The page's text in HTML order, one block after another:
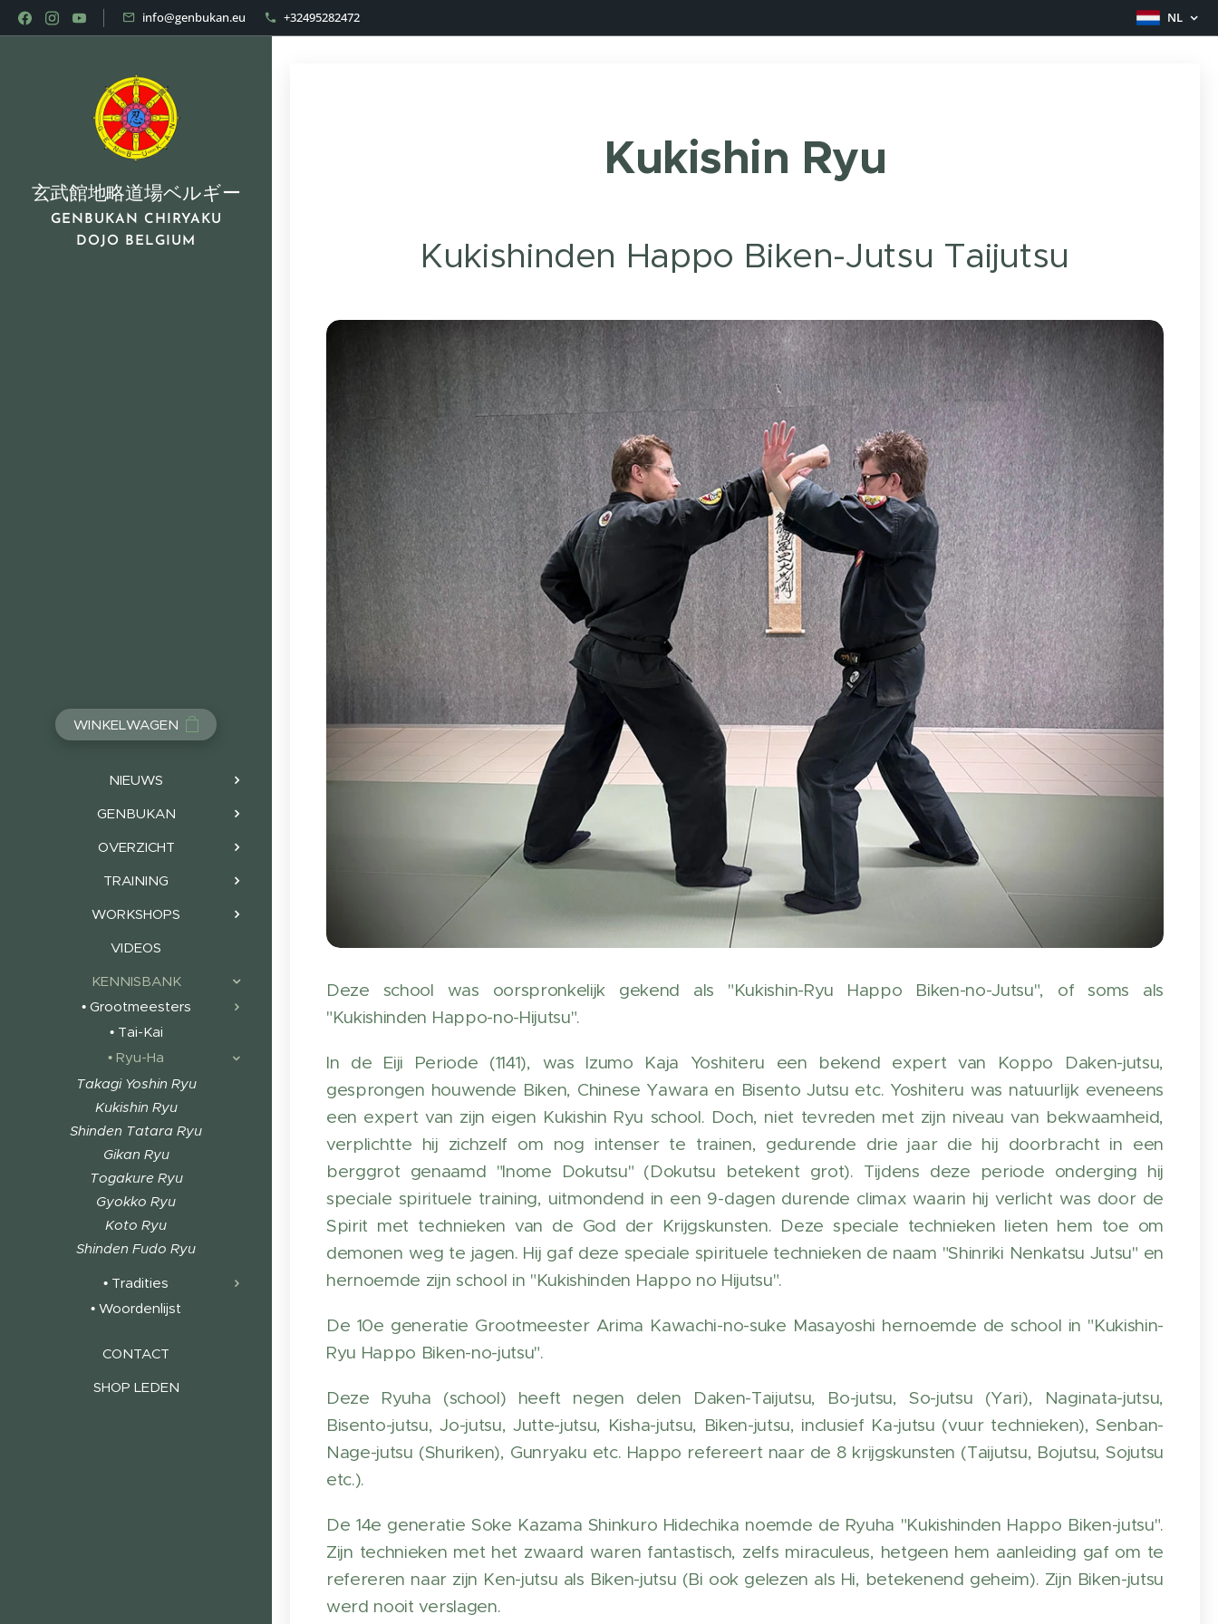
info@genbukan.eu +32495282472 NL
玄武館地略道場ベルギー
GENBUKAN CHIRYAKU
DOJO BELGIUM
WINKELWAGEN
NIEUWS
GENBUKAN
OVERZICHT
TRAINING
WORKSHOPS
VIDEOS
KENNISBANK
• Grootmeesters
• Tai-Kai
• Ryu-Ha
Takagi Yoshin Ryu
Kukishin Ryu
Shinden Tatara Ryu
Gikan Ryu
Togakure Ryu
Gyokko Ryu
Koto Ryu
Shinden Fudo Ryu
• Tradities
• Woordenlijst
CONTACT
SHOP LEDEN
Kukishin Ryu
Kukishinden Happo Biken-Jutsu Taijutsu
Deze school was oorspronkelijk gekend als "Kukishin-Ryu Happo Biken-no-Jutsu", of soms als
"Kukishinden Happo-no-Hijutsu".
In de Eiji Periode (1141), was Izumo Kaja Yoshiteru een bekend expert van Koppo Daken-jutsu,
gesprongen houwende Biken, Chinese Yawara en Bisento Jutsu etc. Yoshiteru was natuurlijk eveneens
een expert van zijn eigen Kukishin Ryu school. Doch, niet tevreden met zijn niveau van bekwaamheid,
verplichtte hij zichzelf om nog intenser te trainen, gedurende drie jaar die hij doorbracht in een
berggrot genaamd "Inome Dokutsu" (Dokutsu betekent grot). Tijdens deze periode onderging hij
speciale spirituele training, uitmondend in een 9-dagen durende climax waarin hij verlicht was door de
Spirit met technieken van de God der Krijgskunsten. Deze speciale technieken lieten hem toe om
demonen weg te jagen. Hij gaf deze speciale spirituele technieken de naam "Shinriki Nenkatsu Jutsu" en
hernoemde zijn school in "Kukishinden Happo no Hijutsu".
De 10e generatie Grootmeester Arima Kawachi-no-suke Masayoshi hernoemde de school in "Kukishin-
Ryu Happo Biken-no-jutsu".
Deze Ryuha (school) heeft negen delen Daken-Taijutsu, Bo-jutsu, So-jutsu (Yari), Naginata-jutsu,
Bisento-jutsu, Jo-jutsu, Jutte-jutsu, Kisha-jutsu, Biken-jutsu, inclusief Ka-jutsu (vuur technieken), Senban-
Nage-jutsu (Shuriken), Gunryaku etc. Happo refereert naar de 8 krijgskunsten (Taijutsu, Bojutsu, Sojutsu
etc.).
De 14e generatie Soke Kazama Shinkuro Hidechika noemde de Ryuha "Kukishinden Happo Biken-jutsu".
Zijn technieken met het zwaard waren fantastisch, zelfs miraculeus, hetgeen hem aanleiding gaf om te
refereren naar zijn Ken-jutsu als Biken-jutsu (Bi ook gelezen als Hi, betekenend geheim). Zijn Biken-jutsu
werd nooit verslagen.